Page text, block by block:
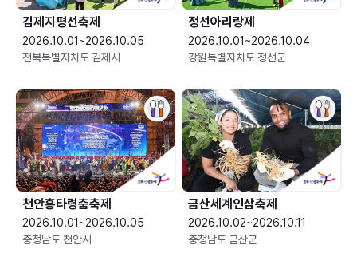
김제지평선축제
2026.10.01~2026.10.05
전북특별자치도 김제시
정선아리랑제
2026.10.01~2026.10.04
강원특별자치도 정선군
천안흥타령춤축제
2026.10.01~2026.10.05
충청남도 천안시
금산세계인삼축제
2026.10.02~2026.10.11
충청남도 금산군